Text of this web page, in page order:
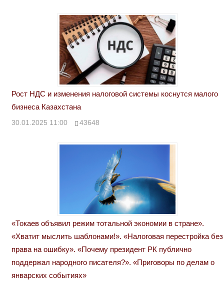
Рост НДС и изменения налоговой системы коснутся малого
бизнеса Казахстана
30.01.2025 11:00 43648
«Токаев объявил режим тотальной экономии в стране».
«Хватит мыслить шаблонами!». «Налоговая перестройка без
права на ошибку». «Почему президент РК публично
поддержал народного писателя?». «Приговоры по делам о
январских событиях»